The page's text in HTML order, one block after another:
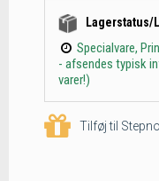
Specialvare,
- afsendes typisk
varer!)
Tilføj til